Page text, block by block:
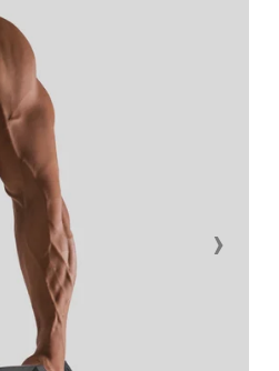
›